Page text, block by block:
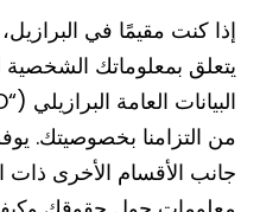
إذا كنت مقيمًا في
يتعلق بمعلوماتك الشخصية
من التزامنا بخصوصيتك.
جانب الأقسام الأخرى ذات